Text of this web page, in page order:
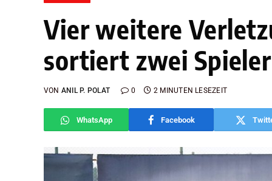
Vier weitere
sortiert zwei
VON ANIL P. POLAT 0 2 MINUTEN LESEZEIT
WhatsApp Facebook